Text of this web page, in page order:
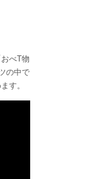
べT物
の中で
す。